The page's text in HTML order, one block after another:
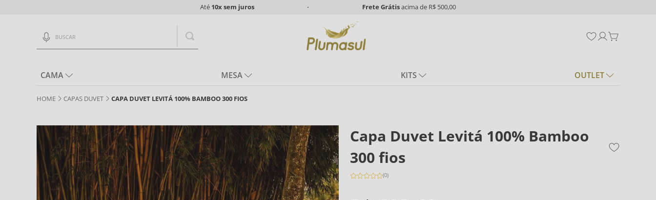
Até 10xsem juros Frete Grátisacima de R$ 500,00
CAMA MESA KITS OUTLET
CAPAS DUVET CAPA DUVET LEVITÁ 100% BAMBOO 300 FIOS
Capa Duvet Levitá 100% Bamboo
300 fios
(0)